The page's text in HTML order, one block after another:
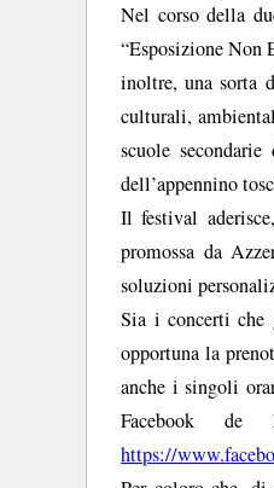
Nel corso della
“Esposizione Non
inoltre, una sorta
culturali,
scuole
dell’appennino
Il festival
promossa da
soluzioni
Sia i concerti che
opportuna la
anche i singoli
Facebook
https://